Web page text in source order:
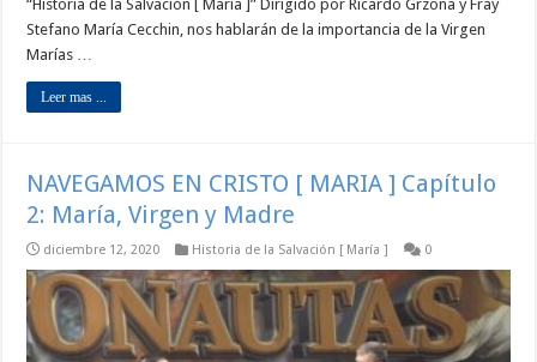
“Historia de la Salvación [ María ]” Dirigido por Ricardo Grzona y Fray
Stefano María Cecchin, nos hablarán de la importancia de la Virgen
Marías …
Leer mas ...
NAVEGAMOS EN CRISTO [ MARIA ] Capítulo
2: María, Virgen y Madre
diciembre 12, 2020 Historia de la Salvación [ María ] 0